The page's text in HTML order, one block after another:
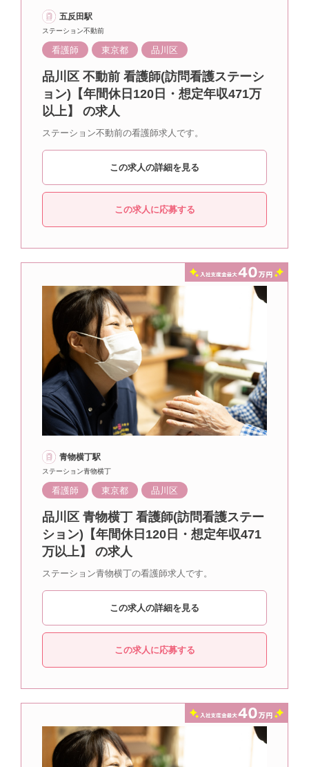
五反田駅
ステーション不動前
看護師 東京都 品川区
品川区 不動前 看護師(訪問看護ステーシ
ョン)【年間休日120日・想定年収471万
以上】 の求人
ステーション不動前の看護師求人です。
この求人の詳細を見る
この求人に応募する
青物横丁駅
ステーション青物横丁
看護師 東京都 品川区
品川区 青物横丁 看護師(訪問看護ステー
ション)【年間休日120日・想定年収471
万以上】 の求人
ステーション青物横丁の看護師求人です。
この求人の詳細を見る
この求人に応募する